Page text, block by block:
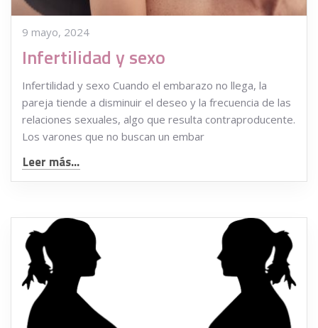
9 mayo, 2024
Infertilidad y sexo
Infertilidad y sexo Cuando el embarazo no llega, la
pareja tiende a disminuir el deseo y la frecuencia de las
relaciones sexuales, algo que resulta contraproducente.
Los varones que no buscan un embar
Leer más...